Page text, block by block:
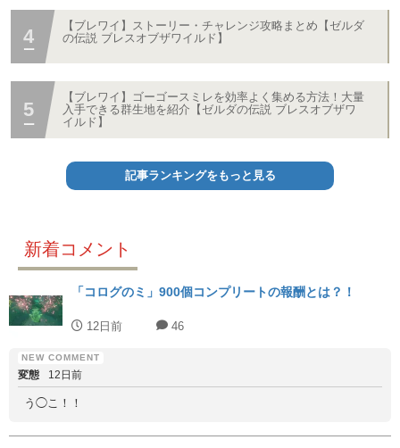
【ブレワイ】ストーリー・チャレンジ攻略まとめ【ゼルダ
の伝説 ブレスオブザワイルド】
【ブレワイ】ゴーゴースミレを効率よく集める方法！大量
入手できる群生地を紹介【ゼルダの伝説 ブレスオブザワ
イルド】
記事ランキングをもっと見る
新着コメント
「コログのミ」900個コンプリートの報酬とは？！
12日前 46
変態 12日前
う◯こ！！